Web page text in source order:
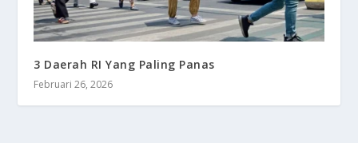
3 Daerah RI Yang Paling Panas
Februari 26, 2026